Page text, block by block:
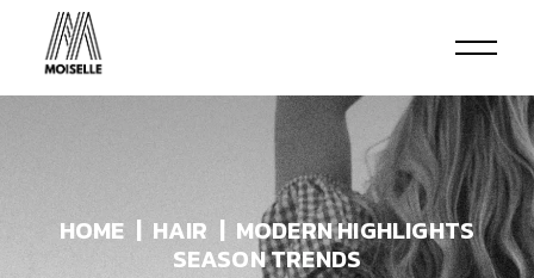
HOME HAIR
MODERN HIGHLIGHTS
SEASON TRENDS